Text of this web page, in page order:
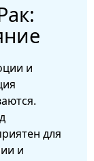
и
для
и